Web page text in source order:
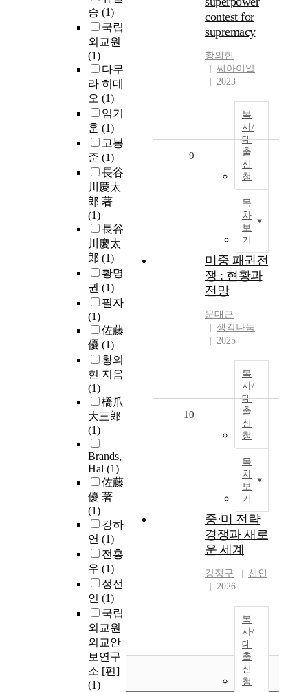
승 (1)
국립
외교원
(1)
다무
라 히데
오 (1)
임기
훈 (1)
고봉
준 (1)
長谷
川慶太
郎 著
(1)
長谷
川慶太
郎 (1)
황명
권 (1)
필자
(1)
佐藤
優 (1)
황의
현 지음
(1)
橋爪
大三郎
(1)
Brands,
Hal (1)
佐藤
優 著
(1)
강하
연 (1)
전홍
우 (1)
정선
인 (1)
국립
외교원
외교안
보연구
소 [편]
(1)
contest for
supremacy
황의현
씨아이알
2023
복
사/
대
출
신
청
목
차
보
기
9
미중 패권전
쟁 : 현황과
전망
문대근
생각나눔
2025
복
사/
대
출
신
청
목
차
보
기
10
중·미 전략
경쟁과 새로
운 세계
강정구
선인
2026
복
사/
대
출
신
청